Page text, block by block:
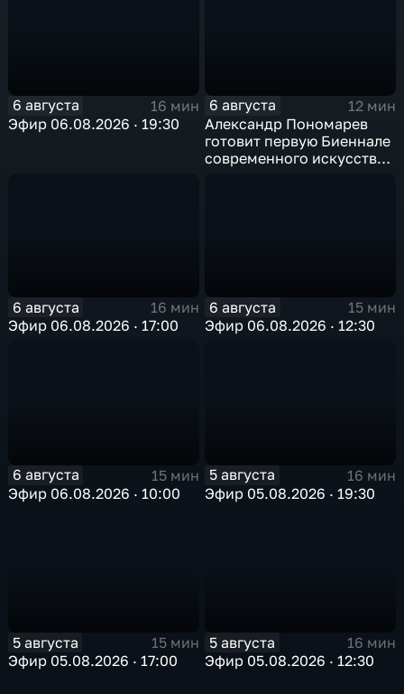
6 августа
16 мин
Эфир 06.08.2026 · 19:30
6 августа
12 мин
Александр Пономарев
готовит первую Биеннале
современного искусства
6 августа
16 мин
Эфир 06.08.2026 · 17:00
6 августа
15 мин
Эфир 06.08.2026 · 12:30
6 августа
15 мин
Эфир 06.08.2026 · 10:00
5 августа
16 мин
Эфир 05.08.2026 · 19:30
5 августа
15 мин
Эфир 05.08.2026 · 17:00
5 августа
16 мин
Эфир 05.08.2026 · 12:30